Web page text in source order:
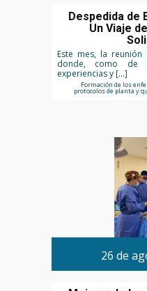
Despedida de
Un Viaje
Este mes, la
donde, como de
experiencias y […]
Formación de los
protocolos de planta y
26 de